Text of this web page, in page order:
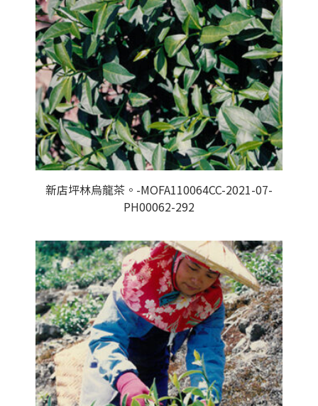
新店坪林烏龍茶。-MOFA110064CC-2021-07-
PH00062-292